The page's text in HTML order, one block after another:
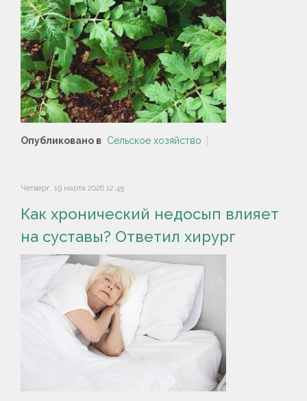
Опубликовано в Сельское хозяйство
Четверг, 19 марта 2026 12:45
Как хронический недосып влияет
на суставы? Ответил хирург